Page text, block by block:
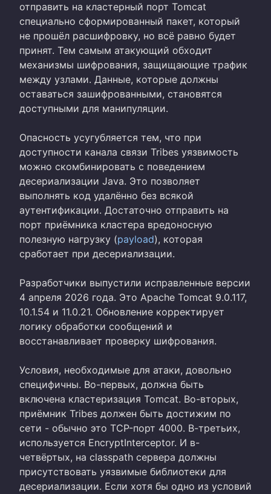
отправить на кластерный порт Tomcat
специально сформированный пакет, который
не прошёл расшифровку, но всё равно будет
принят. Тем самым атакующий обходит
механизмы шифрования, защищающие трафик
между узлами. Данные, которые должны
оставаться зашифрованными, становятся
доступными для манипуляции.
Опасность усугубляется тем, что при
доступности канала связи Tribes уязвимость
можно скомбинировать с поведением
десериализации Java. Это позволяет
выполнять код удалённо без всякой
аутентификации. Достаточно отправить на
порт приёмника кластера вредоносную
полезную нагрузку (payload), которая
сработает при десериализации.
Разработчики выпустили исправленные версии
4 апреля 2026 года. Это Apache Tomcat 9.0.117,
10.1.54 и 11.0.21. Обновление корректирует
логику обработки сообщений и
восстанавливает проверку шифрования.
Условия, необходимые для атаки, довольно
специфичны. Во-первых, должна быть
включена кластеризация Tomcat. Во-вторых,
приёмник Tribes должен быть достижим по
сети - обычно это TCP-порт 4000. В-третьих,
используется EncryptInterceptor. И в-
четвёртых, на classpath сервера должны
присутствовать уязвимые библиотеки для
десериализации. Если хотя бы одно из условий